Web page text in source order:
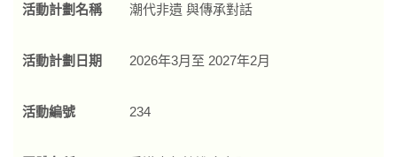
活動計劃名稱 潮代非遺 與傳承對話
活動計劃日期 2026年3月至 2027年2月
活動編號 234